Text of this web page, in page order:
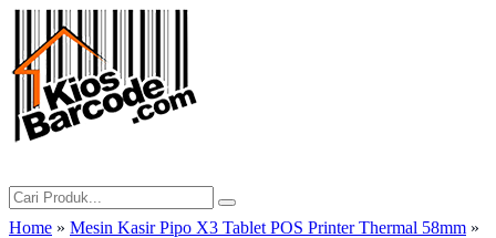
Home » Mesin Kasir Pipo X3 Tablet POS Printer Thermal 58mm »